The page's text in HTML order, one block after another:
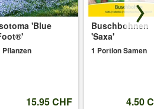
'Blue
Pflanzen
15.95 CHF
Buschbohnen
'Saxa'
1 Portion Samen
4.50